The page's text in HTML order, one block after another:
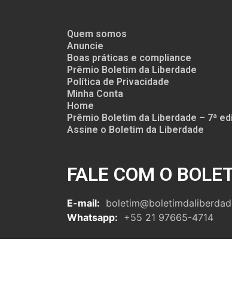
Quem somos
Anuncie
Boas práticas e compliance
Prêmio Boletim da Liberdade
Política de Privacidade
Minha Conta
Home
Prêmio Boletim da Liberdade – 7ª
Assine o Boletim da Liberdade
FALE COM O
E-mail:
Whatsapp: +55 21 97665-4714